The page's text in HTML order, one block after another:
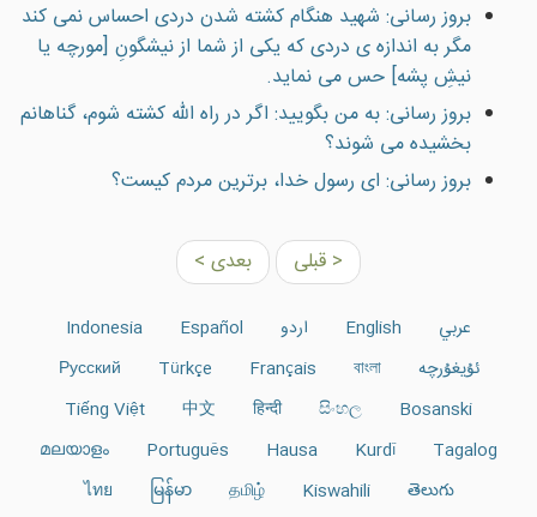
بروز رسانی: شهيد هنگام کشته شدن دردی احساس نمی کند
مگر به اندازه ی دردی که يکی از شما از نيشگونِ [مورچه يا
نيشِ پشه] حس می نمايد.
بروز رسانی: به من بگوييد: اگر در راه الله کشته شوم، گناهانم
بخشيده می شوند؟
بروز رسانی: ای رسول خدا، برترین مردم کیست؟
< قبلی بعدی >
عربي English اردو Español
Indonesia
ئۇيغۇرچە
বাংলা
Français
Türkçe
Русский
Bosanski
සිංහල
हिन्दी
中文
Tiếng Việt
Tagalog
Kurdî
Hausa
Português
മലയാളം
తెలుగు
Kiswahili
தமிழ்
မြန်မာ
ไทย